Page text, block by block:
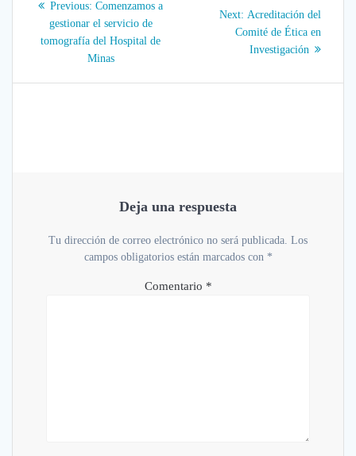
entradas
Previous: Previous
post:
Comenzamos a
gestionar el servicio de
tomografía del Hospital de
Minas
Next: Next
post:
Acreditación del
Comité de Ética en
Investigación
Deja una respuesta
Tu dirección de correo electrónico no será publicada. Los
campos obligatorios están marcados con *
Comentario *